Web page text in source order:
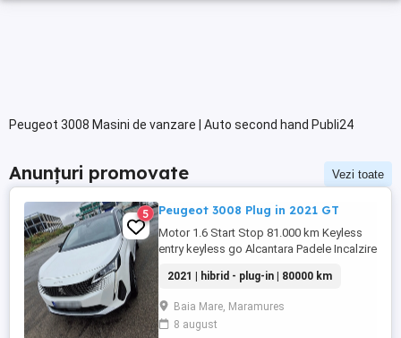
Peugeot 3008 Masini de vanzare | Auto second hand Publi24
Anunțuri promovate Vezi toate
5 Peugeot 3008 Plug in 2021 GT
Motor 1.6 Start Stop 81.000 km Keyless
entry keyless go Alcantara Padele Incalzire
full2021 | hibrid - plug-in | 80000 km
Baia Mare, Maramures
8 august